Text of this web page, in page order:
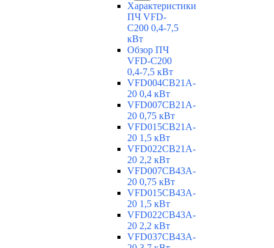
Характеристики
ПЧ VFD-
C200 0,4-7,5
кВт
Обзор ПЧ
VFD-C200
0,4-7,5 кВт
VFD004CB21A-
20 0,4 кВт
VFD007CB21A-
20 0,75 кВт
VFD015CB21A-
20 1,5 кВт
VFD022CB21A-
20 2,2 кВт
VFD007CB43A-
20 0,75 кВт
VFD015CB43A-
20 1,5 кВт
VFD022CB43A-
20 2,2 кВт
VFD037CB43A-